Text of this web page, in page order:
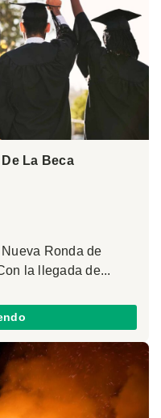
La Beca
Ronda de
la llegada de...